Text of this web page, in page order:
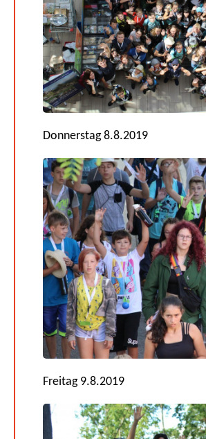
Donnerstag 8.8.2019
Freitag 9.8.2019